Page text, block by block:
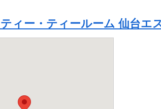
ィー・ティールーム 仙台エ